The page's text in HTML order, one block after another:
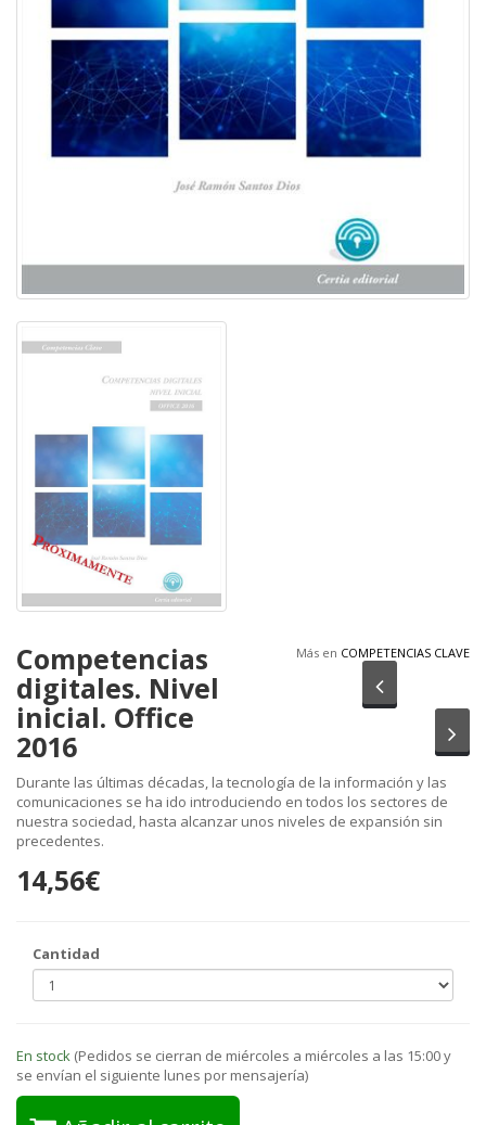
Más en COMPETENCIAS CLAVE
Anterior
Competencias
digitales. Nivel
inicial. Office
2016
Durante las últimas décadas, la tecnología de la información y las
comunicaciones se ha ido introduciendo en todos los sectores de
nuestra sociedad, hasta alcanzar unos niveles de expansión sin
precedentes.
14,56€
Cantidad
En stock (Pedidos se cierran de miércoles a miércoles a las 15:00 y
se envían el siguiente lunes por mensajería)